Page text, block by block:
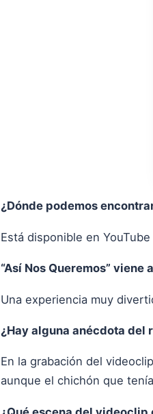
¿Dónde podemos
Está disponible en
“Así Nos Queremos”
Una experiencia muy
¿Hay alguna anécdota del
En la grabación del
aunque el chichón que